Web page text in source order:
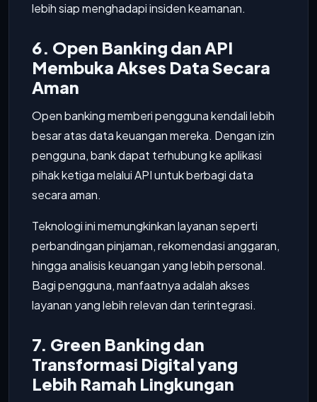
lebih siap menghadapi insiden keamanan.
6. Open Banking dan API
Membuka Akses Data Secara
Aman
Open banking memberi pengguna kendali lebih
besar atas data keuangan mereka. Dengan izin
pengguna, bank dapat terhubung ke aplikasi
pihak ketiga melalui API untuk berbagi data
secara aman.
Teknologi ini memungkinkan layanan seperti
perbandingan pinjaman, rekomendasi anggaran,
hingga analisis keuangan yang lebih personal.
Bagi pengguna, manfaatnya adalah akses
layanan yang lebih relevan dan terintegrasi.
7. Green Banking dan
Transformasi Digital yang
Lebih Ramah Lingkungan